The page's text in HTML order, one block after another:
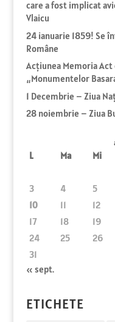
care a fost implicat
Vlaicu
24 ianuarie 1859! Se
Române
Acțiunea Memoria
„Monumentelor
1 Decembrie – Ziua
28 noiembrie – Ziua
L Ma Mi
3
4 5
10
11 12
17
18 19
24
25 26
31
« sept.
ETICHETE